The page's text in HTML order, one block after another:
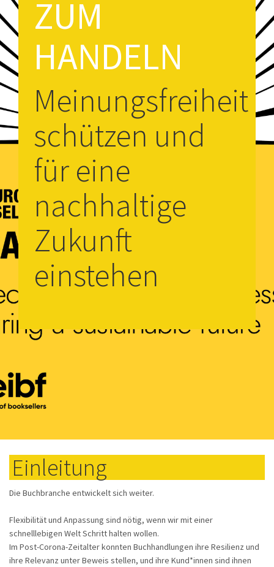
ZUM
HANDELN
Meinungsfreiheit
schützen und
für eine
nachhaltige
Zukunft
einstehen
Einleitung
Die Buchbranche entwickelt sich weiter.
Flexibilität und Anpassung sind nötig, wenn wir mit einer
schnelllebigen Welt Schritt halten wollen.
Im Post-Corona-Zeitalter konnten Buchhandlungen ihre Resilienz und
ihre Relevanz unter Beweis stellen, und ihre Kund*innen sind ihnen